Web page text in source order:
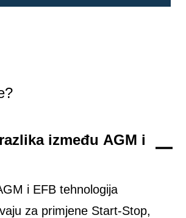
između AGM i
i EFB tehnologija
za primjene Start-Stop,